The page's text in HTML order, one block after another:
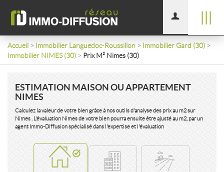
Accueil > Immobilier Languedoc-Roussillon > Immobilier Gard (30) >
Immobilier NIMES (30) > Prix M² Nimes (30)
ESTIMATION MAISON OU APPARTEMENT
NIMES
Calculez la valeur de votre bien grâce à nos outils d'analyse des prix au m2 sur
Nimes . L'évaluation Nimes de votre bien pourra ensuite être ajusté au m2, par un
agent Immo-Diffusion spécialisé dans l'expertise et l'évaluation